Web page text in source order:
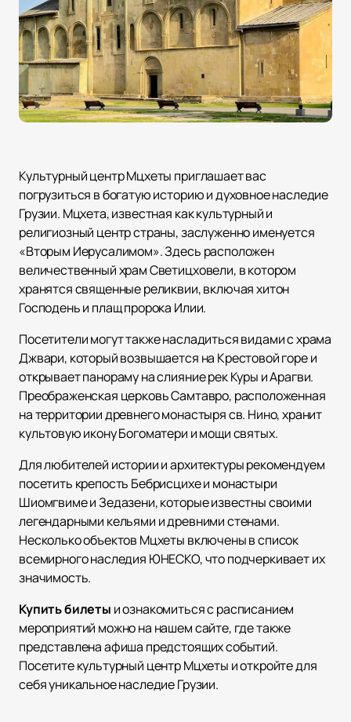
Культурный центр Мцхеты приглашает вас
погрузиться в богатую историю и духовное наследие
Грузии. Мцхета, известная как культурный и
религиозный центр страны, заслуженно именуется
«Вторым Иерусалимом». Здесь расположен
величественный храм Светицховели, в котором
хранятся священные реликвии, включая хитон
Господень и плащ пророка Илии.
Посетители могут также насладиться видами с храма
Джвари, который возвышается на Крестовой горе и
открывает панораму на слияние рек Куры и Арагви.
Преображенская церковь Самтавро, расположенная
на территории древнего монастыря св. Нино, хранит
культовую икону Богоматери и мощи святых.
Для любителей истории и архитектуры рекомендуем
посетить крепость Бебрисцихе и монастыри
Шиомгвиме и Зедазени, которые известны своими
легендарными кельями и древними стенами.
Несколько объектов Мцхеты включены в список
всемирного наследия ЮНЕСКО, что подчеркивает их
значимость.
Купить билеты и ознакомиться с расписанием
мероприятий можно на нашем сайте, где также
представлена афиша предстоящих событий.
Посетите культурный центр Мцхеты и откройте для
себя уникальное наследие Грузии.